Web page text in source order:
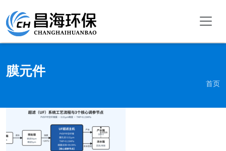
膜元件
首页